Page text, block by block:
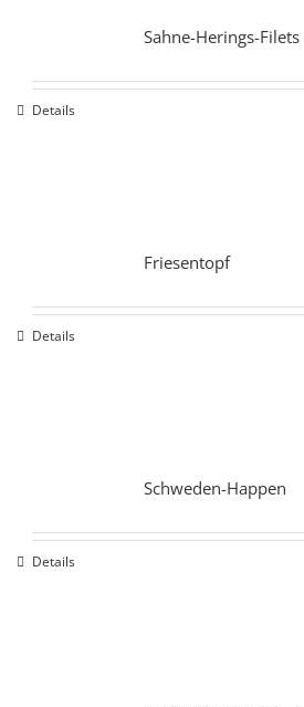
Sahne-Herings-Filets
Details
Friesentopf
Details
Schweden-Happen
Details